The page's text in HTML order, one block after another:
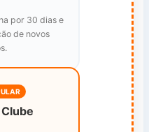
por 30 dias e
de novos